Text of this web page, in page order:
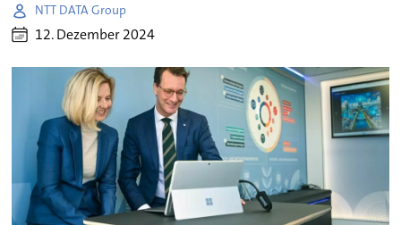
NTT DATA Group
12. Dezember 2024